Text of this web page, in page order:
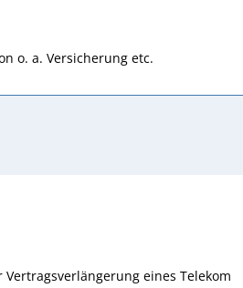
o. a. Versicherung etc.
eines Telekom